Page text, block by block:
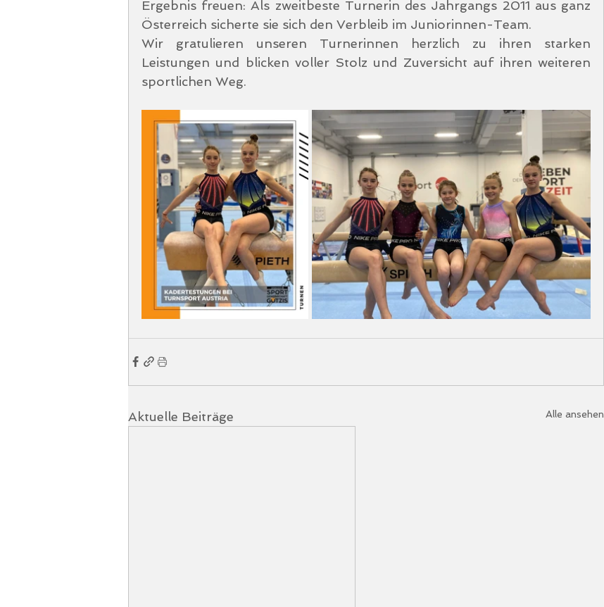
Ergebnis freuen: Als zweitbeste Turnerin des Jahrgangs 2011 aus ganz
Österreich sicherte sie sich den Verbleib im Juniorinnen-Team.
Wir gratulieren unseren Turnerinnen herzlich zu ihren starken
Leistungen und blicken voller Stolz und Zuversicht auf ihren weiteren
sportlichen Weg.
Aktuelle Beiträge Alle ansehen